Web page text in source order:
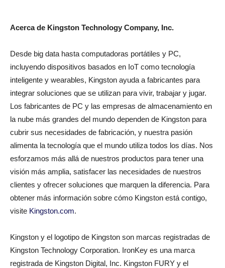
Acerca de Kingston Technology Company, Inc.
Desde big data hasta computadoras portátiles y PC,
incluyendo dispositivos basados en IoT como tecnología
inteligente y wearables, Kingston ayuda a fabricantes para
integrar soluciones que se utilizan para vivir, trabajar y jugar.
Los fabricantes de PC y las empresas de almacenamiento en
la nube más grandes del mundo dependen de Kingston para
cubrir sus necesidades de fabricación, y nuestra pasión
alimenta la tecnología que el mundo utiliza todos los días. Nos
esforzamos más allá de nuestros productos para tener una
visión más amplia, satisfacer las necesidades de nuestros
clientes y ofrecer soluciones que marquen la diferencia. Para
obtener más información sobre cómo Kingston está contigo,
visite Kingston.com.
Kingston y el logotipo de Kingston son marcas registradas de
Kingston Technology Corporation. IronKey es una marca
registrada de Kingston Digital, Inc. Kingston FURY y el